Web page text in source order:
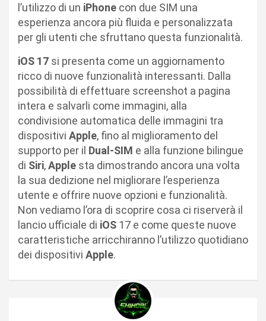
l’utilizzo di un iPhone con due SIM una
esperienza ancora più fluida e personalizzata
per gli utenti che sfruttano questa funzionalità.
iOS 17 si presenta come un aggiornamento
ricco di nuove funzionalità interessanti. Dalla
possibilità di effettuare screenshot a pagina
intera e salvarli come immagini, alla
condivisione automatica delle immagini tra
dispositivi Apple, fino al miglioramento del
supporto per il Dual-SIM e alla funzione bilingue
di Siri,Apple sta dimostrando ancora una volta
la sua dedizione nel migliorare l’esperienza
utente e offrire nuove opzioni e funzionalità.
Non vediamo l’ora di scoprire cosa ci riserverà il
lancio ufficiale di iOS 17 e come queste nuove
caratteristiche arricchiranno l’utilizzo quotidiano
dei dispositivi Apple.